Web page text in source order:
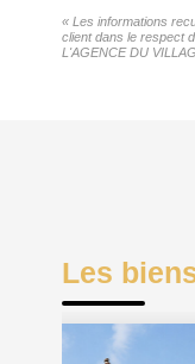
« Les informations
client dans le respect
L'AGENCE DU
Les